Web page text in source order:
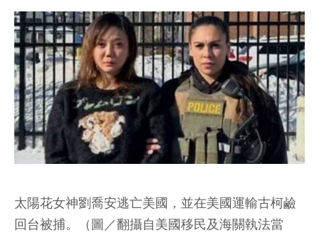
太陽花女神劉喬安逃亡美國，並在美國運輸古柯鹼
回台被捕。（圖／翻攝自美國移民及海關執法當